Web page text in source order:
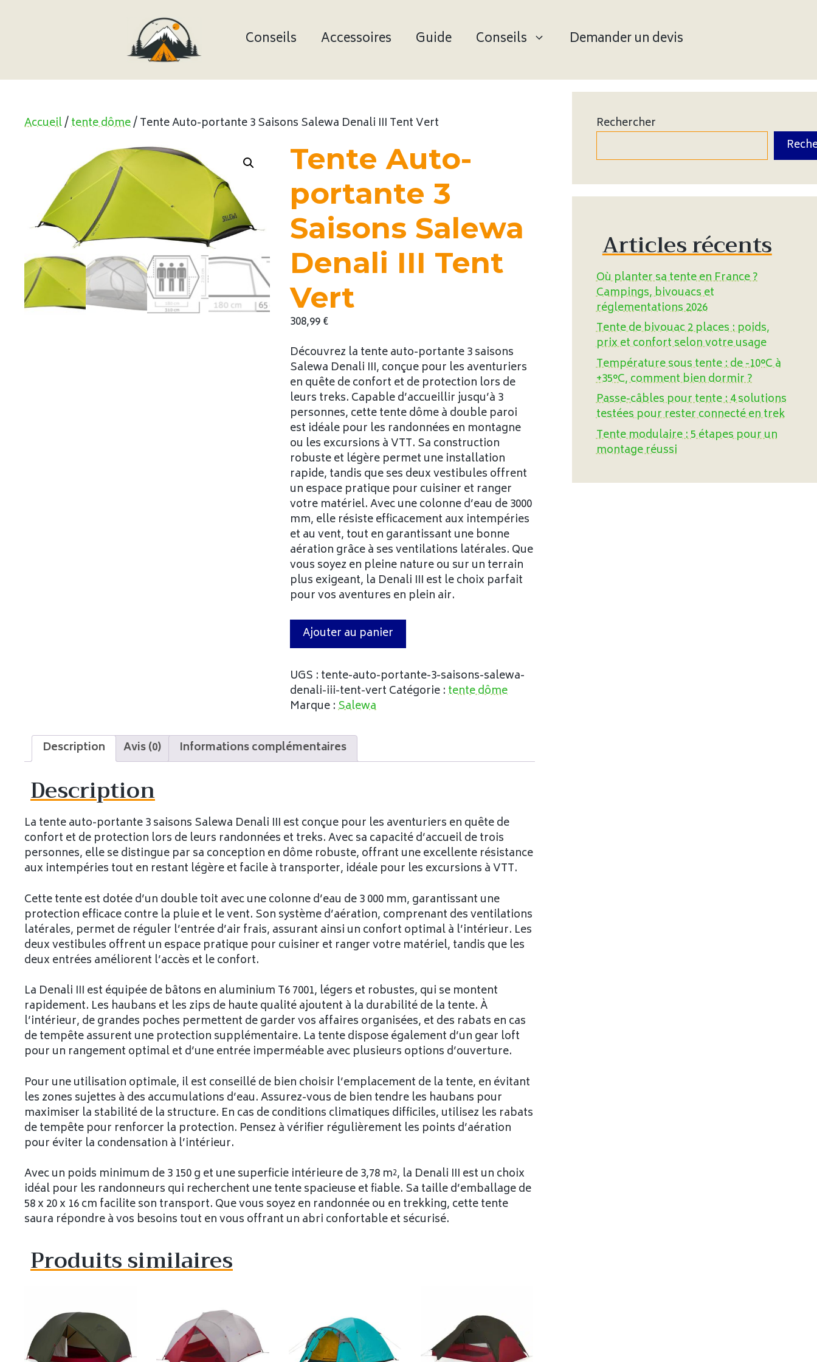
Conseils Accessoires Guide Conseils Demander un devis
Accueil/tente dôme/ Tente Auto-portante 3 Saisons Salewa Denali III Tent Vert
Tente Auto-
portante 3
Saisons Salewa
Denali III Tent
Vert
308,99€
Découvrez la tente auto-portante 3 saisons
Salewa Denali III, conçue pour les aventuriers
en quête de confort et de protection lors de
leurs treks. Capable d’accueillir jusqu’à 3
personnes, cette tente dôme à double paroi
est idéale pour les randonnées en montagne
ou les excursions à VTT. Sa construction
robuste et légère permet une installation
rapide, tandis que ses deux vestibules offrent
un espace pratique pour cuisiner et ranger
votre matériel. Avec une colonne d’eau de 3000
mm, elle résiste efficacement aux intempéries
et au vent, tout en garantissant une bonne
aération grâce à ses ventilations latérales. Que
vous soyez en pleine nature ou sur un terrain
plus exigeant, la Denali III est le choix parfait
pour vos aventures en plein air.
Ajouter au panier
UGS : tente-auto-portante-3-saisons-salewa-
denali-iii-tent-vert Catégorie :tente dôme
Marque :Salewa
Description Avis (0) Informations complémentaires
Description
La tente auto-portante 3 saisons Salewa Denali III est conçue pour les aventuriers en quête de
confort et de protection lors de leurs randonnées et treks. Avec sa capacité d’accueil de trois
personnes, elle se distingue par sa conception en dôme robuste, offrant une excellente résistance
aux intempéries tout en restant légère et facile à transporter, idéale pour les excursions à VTT.
Cette tente est dotée d’un double toit avec une colonne d’eau de 3 000 mm, garantissant une
protection efficace contre la pluie et le vent. Son système d’aération, comprenant des ventilations
latérales, permet de réguler l’entrée d’air frais, assurant ainsi un confort optimal à l’intérieur. Les
deux vestibules offrent un espace pratique pour cuisiner et ranger votre matériel, tandis que les
deux entrées améliorent l’accès et le confort.
La Denali III est équipée de bâtons en aluminium T6 7001, légers et robustes, qui se montent
rapidement. Les haubans et les zips de haute qualité ajoutent à la durabilité de la tente. À
l’intérieur, de grandes poches permettent de garder vos affaires organisées, et des rabats en cas
de tempête assurent une protection supplémentaire. La tente dispose également d’un gear loft
pour un rangement optimal et d’une entrée imperméable avec plusieurs options d’ouverture.
Pour une utilisation optimale, il est conseillé de bien choisir l’emplacement de la tente, en évitant
les zones sujettes à des accumulations d’eau. Assurez-vous de bien tendre les haubans pour
maximiser la stabilité de la structure. En cas de conditions climatiques difficiles, utilisez les rabats
de tempête pour renforcer la protection. Pensez à vérifier régulièrement les points d’aération
pour éviter la condensation à l’intérieur.
Avec un poids minimum de 3 150 g et une superficie intérieure de 3,78 m², la Denali III est un choix
idéal pour les randonneurs qui recherchent une tente spacieuse et fiable. Sa taille d’emballage de
58 x 20 x 16 cm facilite son transport. Que vous soyez en randonnée ou en trekking, cette tente
saura répondre à vos besoins tout en vous offrant un abri confortable et sécurisé.
Produits similaires
Rechercher
Articles récents
Où planter sa tente en France ?
Campings, bivouacs et
réglementations 2026
Tente de bivouac 2 places : poids,
prix et confort selon votre usage
Température sous tente : de -10°C à
+35°C, comment bien dormir ?
Passe-câbles pour tente : 4 solutions
testées pour rester connecté en trek
Tente modulaire : 5 étapes pour un
montage réussi